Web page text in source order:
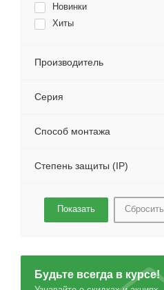
Новинки
Хиты
Производитель
Серия
Способ монтажа
Степень защиты (IP)
Сбросить
Будьте всегда в курсе!